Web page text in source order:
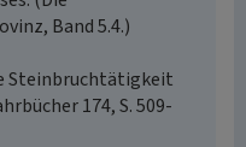
Band 5.4.)
Steinbruchtätigkeit
174, S. 509-